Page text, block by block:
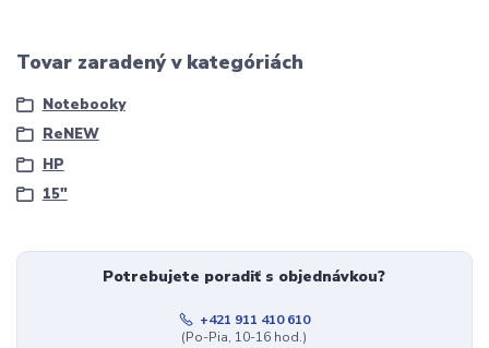
Tovar zaradený v kategóriách
Notebooky
ReNEW
HP
15"
Potrebujete poradiť s objednávkou?
+421 911 410 610
(Po-Pia, 10-16 hod.)